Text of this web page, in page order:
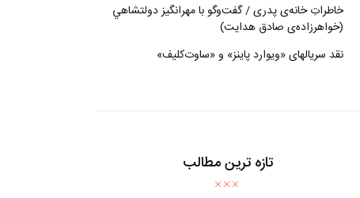
خاطراتِ خانه‌ی پدری / گفت‌وگو با مهرانگيز دولتشاهي
(خواهرزاده‌ی صادق هدايت)
نقد سریالهای «ویوارد پاینز» و «ساوت‌کلیف»
تازه ترین مطالب